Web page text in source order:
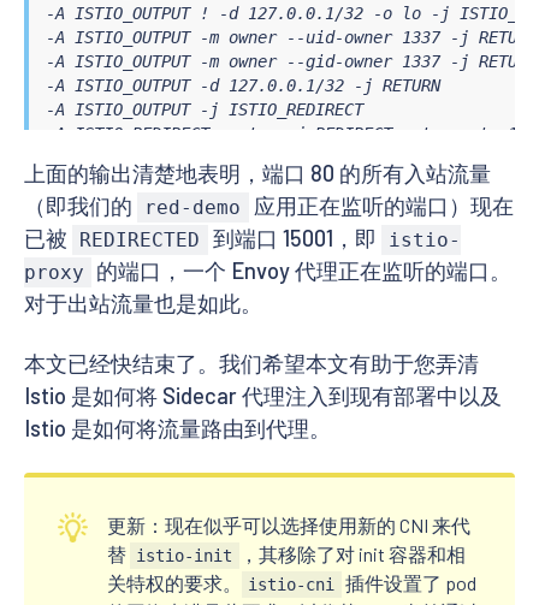
-A ISTIO_OUTPUT ! -d 127.0.0.1/32 -o lo -j
-A ISTIO_OUTPUT -m owner --uid-owner 1337 -j RETURN
-A ISTIO_OUTPUT -m owner --gid-owner 1337 -j RETURN
-A ISTIO_OUTPUT -d 127.0.0.1/32 -j RETURN
-A ISTIO_OUTPUT -j ISTIO_REDIRECT
-A ISTIO_REDIRECT -p tcp -j REDIRECT --to-ports
上面的输出清楚地表明，端口 80 的所有入站流量
（即我们的
red-demo
应用正在监听的端口）现在
已被
REDIRECTED 到端口 15001，即
istio-
proxy
的端口，一个 Envoy 代理正在监听的端口。
对于出站流量也是如此。
本文已经快结束了。我们希望本文有助于您弄清
Istio 是如何将 Sidecar 代理注入到现有部署中以及
Istio 是如何将流量路由到代理。
更新：现在似乎可以选择使用新的 CNI 来代
替 istio-init
，其移除了对 init 容器和相
关特权的要求。
istio-cni
插件设置了 pod